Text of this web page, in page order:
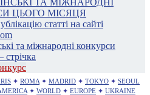
ТА МІЖНАРОДНІ
ЦЬОГО МІСЯЦЯ
статті на сайті
та міжнародні конкурси
стрічка
✦ ROMA ✦ MADRID ✦ TOKYO ✦ SEOUL
✦ WORLD ✦ EUROPE ✦ UKRAINE